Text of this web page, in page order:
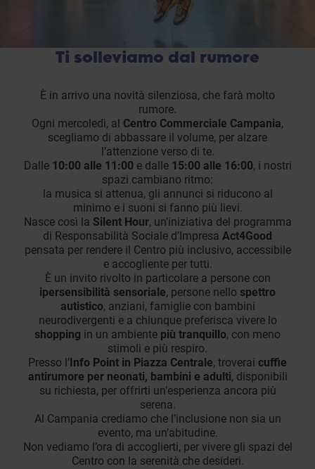
Ti solleviamo dal rumore
È in arrivo una novità silenziosa, che farà molto
rumore.
Ogni mercoledì, al Centro Commerciale Campania,
scegliamo di abbassare il volume, per alzare
l’attenzione verso di te.
Dalle 10:00 alle 11:00 e dalle 15:00 alle 16:00, i nostri
spazi cambiano ritmo:
la musica si attenua, gli annunci si riducono al
minimo e i suoni si fanno più lievi.
Nasce così la Silent Hour, un’iniziativa del programma
di Responsabilità Sociale d’Impresa Act4Good
pensata per rendere il Centro più inclusivo, accessibile
e accogliente per tutti.
È un invito rivolto in particolare a persone con
ipersensibilità sensoriale, persone nello spettro
autistico, anziani, famiglie con bambini
neurodivergenti e a chiunque preferisca vivere lo
shopping in un ambiente più tranquillo, con meno
stimoli e più respiro.
Presso l’Info Point in Piazza Centrale, troverai cuffie
antirumore per neonati, bambini e adulti, disponibili
su richiesta, per offrirti un’esperienza ancora più
serena.
Al Campania crediamo che l’inclusione non sia un
evento, ma un’abitudine.
Non vediamo l’ora di accoglierti, per vivere gli spazi del
Centro con la serenità che desideri.